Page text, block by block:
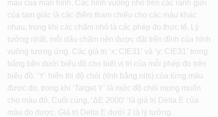
màu của màn hình. Các hình vuông nhỏ trên các ranh giới
của tam giác là các điểm tham chiếu cho các màu khác
nhau, trong khi các chấm nhỏ là các phép đo thực tế. Lý
tưởng nhất, mỗi dấu chấm nên được đặt trên đỉnh của hình
vuông tương ứng. Các giá trị ‘x: CIE31’ và ‘y: CIE31’ trong
bảng bên dưới biểu đồ cho biết vị trí của mỗi phép đo trên
biểu đồ. ‘Y’ hiển thị độ chói (tính bằng nits) của từng màu
được đo, trong khi ‘Target Y’ là mức độ chói mong muốn
cho màu đó. Cuối cùng, ‘ΔE 2000’ ‘là giá trị Delta E của
màu đo được. Giá trị Delta E dưới 2 là lý tưởng.